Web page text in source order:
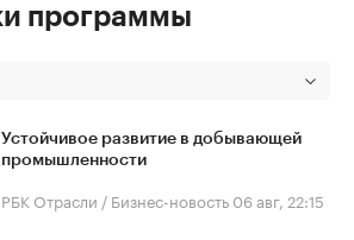
программы
Устойчивое развитие в добывающей
промышленности
РБК Отрасли / Бизнес-новость 06 авг, 22:15